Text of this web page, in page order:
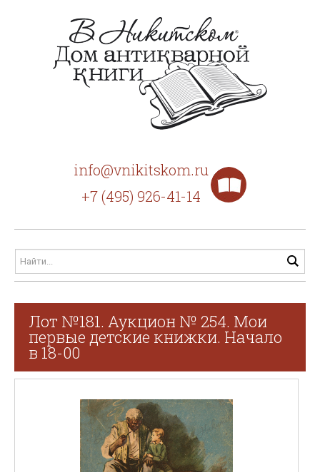
info@vnikitskom.ru
+7 (495) 926-41-14
Лот №181. Аукцион № 254. Мои
первые детские книжки. Начало
в 18-00